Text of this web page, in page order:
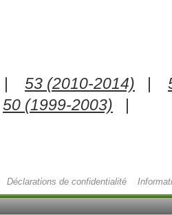
| 53 (2010-2014) |
50 (1999-2003) |
Déclarations de confidentialité